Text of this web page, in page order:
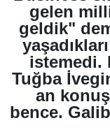
gelen
geldik"
istemedi.
Tuğba
an
bence.